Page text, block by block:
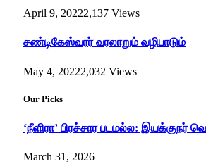
April 9, 20222,137 Views
சண்டிகேஸ்வரர் வரலாறும் வழிபாடும்
May 4, 20222,032 Views
Our Picks
‘நீளிரா’ பிரச்சார படமல்ல: இயக்குநர்
March 31, 2026